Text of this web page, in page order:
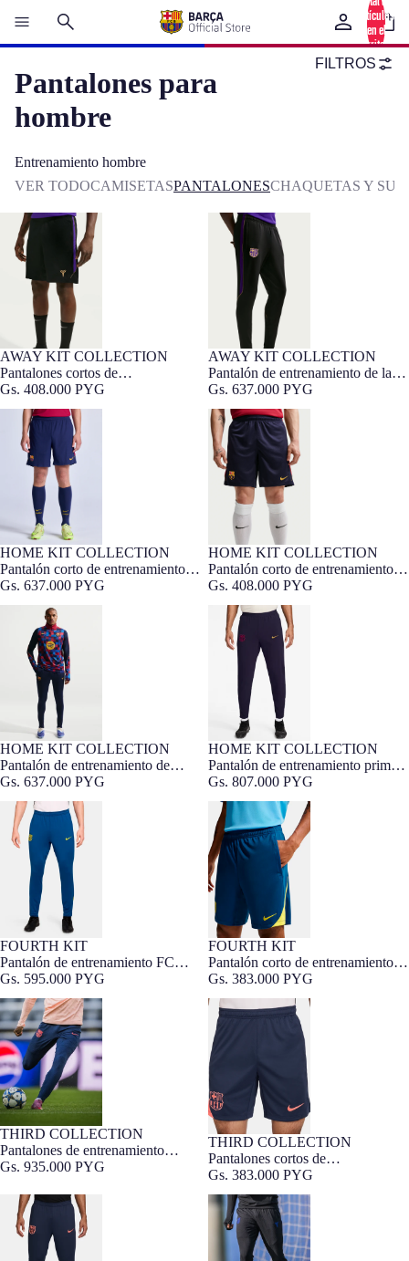
artículos
en el
carrito: 0
Pantalones para
hombre
Entrenamiento hombre
FILTROS
VER TODOCAMISETASPANTALONESCHAQUETAS Y
Pantalones cortos de
entrenamiento de la segunda
equipación de hombre FC
Barcelona x Kobe Bryant 26/27
NOVEDAD
AWAY KIT COLLECTION
Pantalones cortos de
entrenamiento de la segunda
equipación de hombre FC
Barcelona x Kobe Bryant 26/27
Gs. 408.000 PYG
Pantalón de entrenamiento de la
segunda equipación de hombre FC
Barcelona x Kobe Bryant 26/27
NOVEDAD
AWAY KIT COLLECTION
Pantalón de entrenamiento de la
segunda equipación de hombre FC
Barcelona x Kobe Bryant 26/27
Gs. 637.000 PYG
Pantalón corto de entrenamiento
de hombre FC Barcelona 26/27 -
Edición Jugador
HOME KIT COLLECTION
Pantalón corto de entrenamiento
de hombre FC Barcelona 26/27 -
Edición Jugador
Gs. 637.000 PYG
Pantalón corto de entrenamiento
de hombre FC Barcelona 26/27
HOME KIT COLLECTION
Pantalón corto de entrenamiento
de hombre FC Barcelona 26/27
Gs. 408.000 PYG
Pantalón de entrenamiento de
hombre FC Barcelona 26/27
HOME KIT COLLECTION
Pantalón de entrenamiento de
hombre FC Barcelona 26/27
Gs. 637.000 PYG
Pantalón de entrenamiento primera
equipación de hombre FC
Barcelona 26/27
HOME KIT COLLECTION
Pantalón de entrenamiento primera
equipación de hombre FC
Barcelona 26/27
Gs. 807.000 PYG
Pantalón de entrenamiento FC
Barcelona 25/26 cuarta equipación
Barça Exclusivo
FOURTH KIT
Pantalón de entrenamiento FC
Barcelona 25/26 cuarta equipación
Gs. 595.000 PYG
Pantalón corto de entrenamiento
cuarta equipación FC Barcelona
25/26
FOURTH KIT
Pantalón corto de entrenamiento
cuarta equipación FC Barcelona
25/26
Gs. 383.000 PYG
Pantalones de entrenamiento
tercera equipación 25/26 T90 FC
Barcelona - Edición Jugador
THIRD COLLECTION
Pantalones de entrenamiento
tercera equipación 25/26 T90 FC
Gs. 935.000 PYG
Pantalones cortos de
entrenamiento tercera equipación
25/26 T90 FC Barcelona
THIRD COLLECTION
Pantalones cortos de
entrenamiento tercera equipación
25/26 T90 FC Barcelona
Gs. 383.000 PYG
Pantalones de entrenamiento
tercera equipación 25/26 T90 FC
Barcelona
Pantalones de Entrenamiento
Segunda Equipación FC
Barcelona x Kobe Bryant –
Edición Jugador